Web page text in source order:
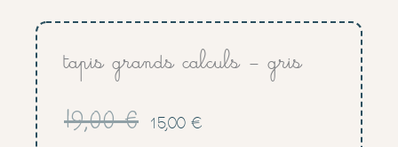
tapis grands calculs – gris
19,00€ Le
prix
15,00 €